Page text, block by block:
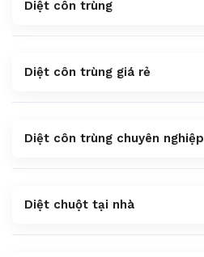
Diệt côn trùng
Diệt côn trùng giá rẻ
Diệt côn trùng chuyên nghiệp
Diệt chuột tại nhà